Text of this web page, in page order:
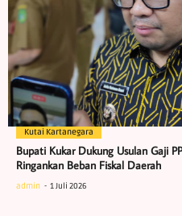
Kutai Kartanegara
Bupati Kukar Dukung Usulan Gaji
Ringankan Beban Fiskal Daerah
admin 1 Juli 2026